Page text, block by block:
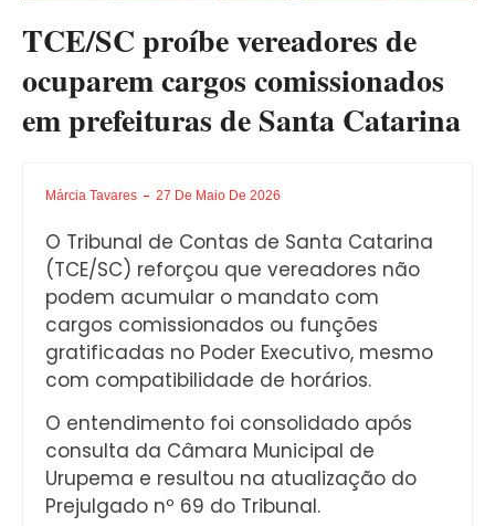
TCE/SC proíbe vereadores de
ocuparem cargos comissionados
em prefeituras de Santa Catarina
Márcia Tavares 27 De Maio De 2026
O Tribunal de Contas de Santa Catarina
(TCE/SC) reforçou que vereadores não
podem acumular o mandato com
cargos comissionados ou funções
gratificadas no Poder Executivo, mesmo
com compatibilidade de horários.
O entendimento foi consolidado após
consulta da Câmara Municipal de
Urupema e resultou na atualização do
Prejulgado nº 69 do Tribunal.